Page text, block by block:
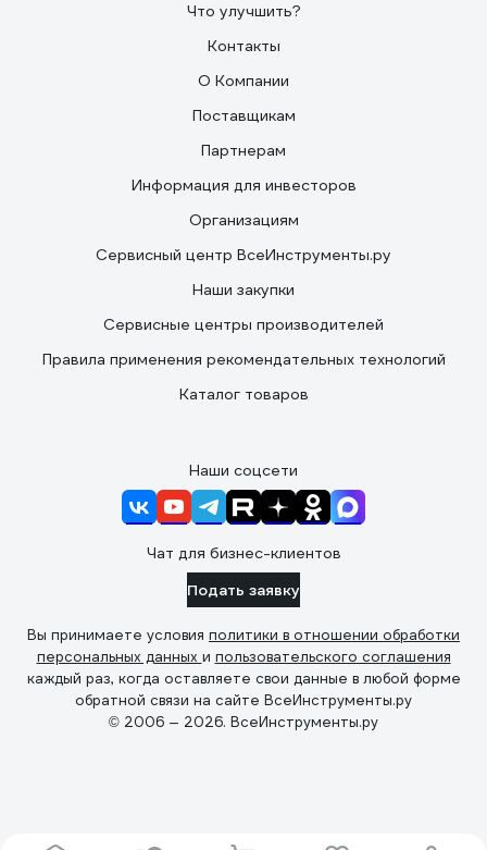
Что улучшить?
Контакты
О Компании
Поставщикам
Партнерам
Информация для инвесторов
Организациям
Сервисный центр ВсеИнструменты.ру
Наши закупки
Сервисные центры производителей
Правила применения рекомендательных технологий
Каталог товаров
Наши соцсети
Чат для бизнес-клиентов
Подать заявку
Вы принимаете условия политики в отношении обработки
персональных данных и пользовательского соглашения
каждый раз, когда оставляете свои данные в любой форме
обратной связи на сайте ВсеИнструменты.ру
© 2006 — 2026. ВсеИнструменты.ру